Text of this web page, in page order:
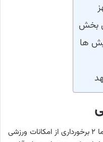
‌بخش
‌ها
یکی از ویژگی های بسیار جذاب هتل هما ۲ برخورداری از امکانات ورزشی